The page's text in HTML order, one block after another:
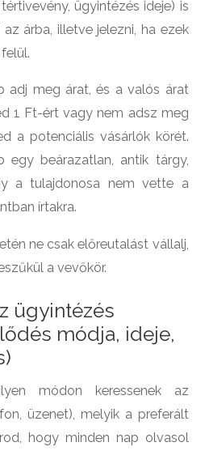
ügyintézés ideje) is
árba, illetve jelezni, ha ezek
adj meg árat, és a valós árat
1 Ft-ért vagy nem adsz meg
a potenciális vásárlók körét.
egy beárazatlan, antik tárgy,
a tulajdonosa nem vette a
írtakra.
ne csak előreutalást vállalj,
a vevőkör.
ügyintézés
módja, ideje,
módon keressenek az
üzenet), melyik a preferált
hogy minden nap olvasol